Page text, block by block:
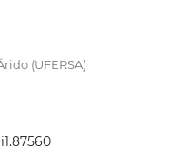
(UFERSA)